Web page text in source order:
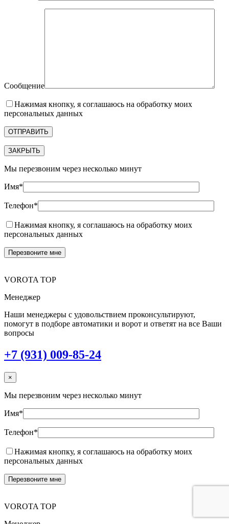
Сообщение
Нажимая кнопку, я соглашаюсь на обработку моих
персональных данных
ЗАКРЫТЬ
Мы перезвоним через несколько минут
Имя*
Телефон*
Нажимая кнопку, я соглашаюсь на обработку моих
персональных данных
VOROTA TOP
Менеджер
Наши менеджеры с удовольствием проконсультируют,
помогут в подборе автоматики и ворот и ответят на все Ваши
вопросы
+7 (931) 009-85-24
×
Мы перезвоним через несколько минут
Имя*
Телефон*
Нажимая кнопку, я соглашаюсь на обработку моих
персональных данных
VOROTA TOP